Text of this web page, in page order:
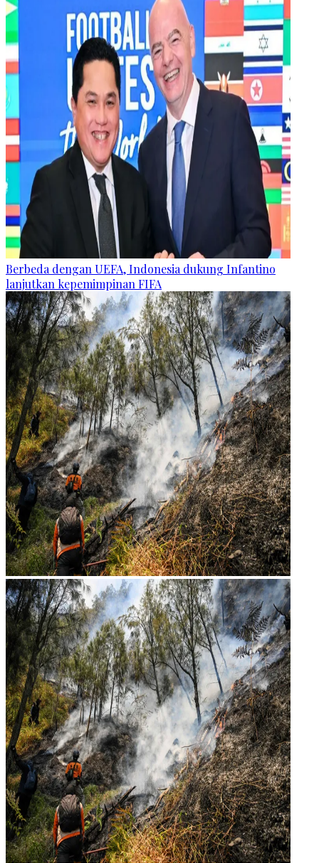
Berbeda dengan UEFA, Indonesia dukung Infantino
lanjutkan kepemimpinan FIFA